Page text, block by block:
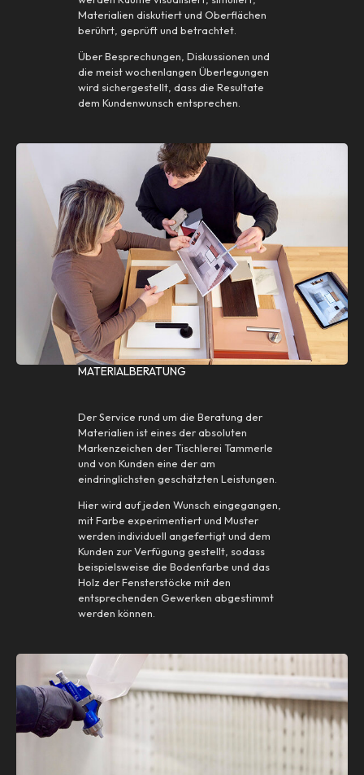
Materialien diskutiert und Oberflächen
berührt, geprüft und betrachtet.
Über Besprechungen, Diskussionen und
die meist wochenlangen Überlegungen
wird sichergestellt, dass die Resultate
dem Kundenwunsch entsprechen.
MATERIALBERATUNG
Der Service rund um die Beratung der
Materialien ist eines der absoluten
Markenzeichen der Tischlerei Tammerle
und von Kunden eine der am
eindringlichsten geschätzten Leistungen.
Hier wird auf jeden Wunsch eingegangen,
mit Farbe experimentiert und Muster
werden individuell angefertigt und dem
Kunden zur Verfügung gestellt, sodass
beispielsweise die Bodenfarbe und das
Holz der Fensterstöcke mit den
entsprechenden Gewerken abgestimmt
werden können.